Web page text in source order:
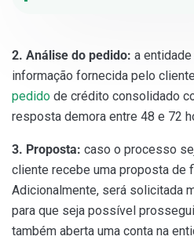
2. Análise do pedido: a
informação fornecida pelo
pedido de crédito consolidado
resposta demora entre 48 e 72
3. Proposta: caso o processo
cliente recebe uma proposta de
Adicionalmente, será solicitada
para que seja possível
também aberta uma conta na